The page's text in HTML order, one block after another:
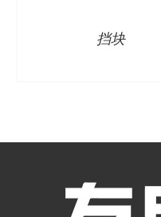
挡块